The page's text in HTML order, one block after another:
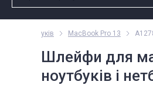
Пн-Пт:
оформлення
телефоном
і нетбуків MacBook Pro 13
Шлейфи для
ноутбуків і